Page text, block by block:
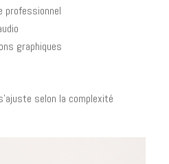
professionnel
graphiques
selon la complexité